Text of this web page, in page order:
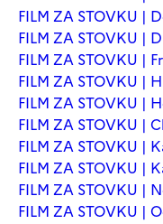
FILM ZA STOVKU |
FILM ZA STOVKU |
FILM ZA STOVKU |
FILM ZA STOVKU |
FILM ZA STOVKU |
FILM ZA STOVKU |
FILM ZA STOVKU |
FILM ZA STOVKU |
FILM ZA STOVKU |
FILM ZA STOVKU |